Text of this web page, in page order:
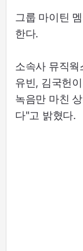
그룹 마이틴
한다.
소속사 뮤직
유빈, 김국헌
녹음만 마친
다"고 밝혔다.